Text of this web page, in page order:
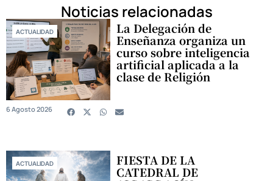
Noticias relacionadas
ACTUALIDAD La Delegación de
Enseñanza organiza un
curso sobre inteligencia
artificial aplicada a la
clase de Religión
6 Agosto 2026
ACTUALIDAD FIESTA DE LA
CATEDRAL DE